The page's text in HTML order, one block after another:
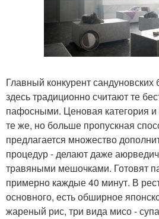
Главный конкурент сандуновских
здесь традиционно считают те
пафосными. Ценовая категория
те же, но больше пропускная
предлагается множество
процедур - делают даже
травяными мешочками. Готовят
примерно каждые 40 минут. В
основного, есть обширное
жареный рис, три вида мисо -